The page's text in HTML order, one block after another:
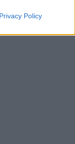
Privacy Policy